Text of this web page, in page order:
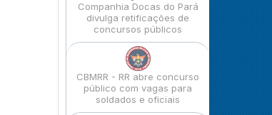
Companhia Docas do Pará
divulga retificações de
concursos públicos
CBMRR - RR abre concurso
público com vagas para
soldados e oficiais